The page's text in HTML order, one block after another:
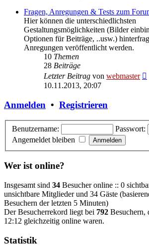
Fragen, Anregungen & Tests zum
Hier können die unterschiedlichsten
Gestaltungsmöglichkeiten (Bilder
Optionen für Beiträge, ..usw.)
Anregungen veröffentlicht werden.
10 Themen
28 Beiträge
Letzter Beitrag von webmaster
10.11.2013, 20:07
Anmelden • Registrieren
Benutzername: Passwort:
Angemeldet bleiben
Wer ist online?
Insgesamt sind 34 Besucher online :: 0
unsichtbare Mitglieder und 34 Gäste
Besuchern der letzten 5 Minuten)
Der Besucherrekord liegt bei 792 Besuchern,
12:12 gleichzeitig online waren.
Statistik